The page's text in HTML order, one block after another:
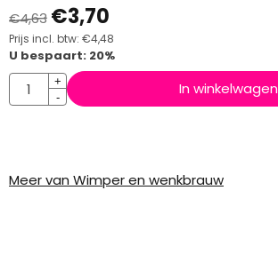
€4,63 €3,70
Prijs incl. btw: €4,48
U bespaart: 20%
Aantal
+
-
In winkelwagen
Meer van Wimper en wenkbrauw